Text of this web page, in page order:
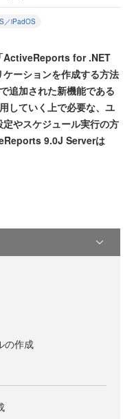
／iPadOS
ActiveReports for .NET
ーションを作成する方法
追加された新機能である
していく上で必要な、ユ
やスケジュール実行の方
9.0J Serverは
の作成